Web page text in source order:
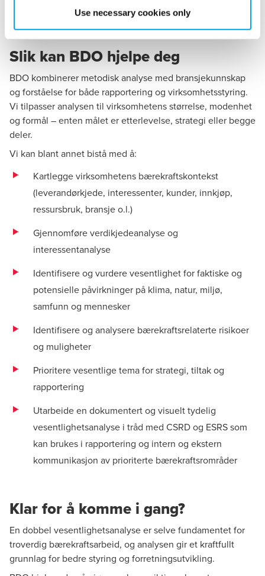
Use necessary cookies only
Slik kan BDO hjelpe deg
BDO kombinerer metodisk analyse med bransjekunnskap
og forståelse for både rapportering og virksomhetsstyring.
Vi tilpasser analysen til virksomhetens størrelse, modenhet
og formål – enten målet er etterlevelse, strategi eller begge
deler.
Vi kan blant annet bistå med å:
Kartlegge virksomhetens bærekraftskontekst
(leverandørkjede, interessenter, kunder, innkjøp,
ressursbruk, bransje o.l.)
Gjennomføre verdikjedeanalyse og
interessentanalyse
Identifisere og vurdere vesentlighet for faktiske og
potensielle påvirkninger på klima, natur, miljø,
samfunn og mennesker
Identifisere og analysere bærekraftsrelaterte risikoer
og muligheter
Prioritere vesentlige tema for strategi, tiltak og
rapportering
Utarbeide en dokumentert og visuelt tydelig
vesentlighetsanalyse i tråd med CSRD og ESRS som
kan brukes i rapportering og intern og ekstern
kommunikasjon av prioriterte bærekraftsrområder
Klar for å komme i gang?
En dobbel vesentlighetsanalyse er selve fundamentet for
troverdig bærekraftsarbeid, og analysen gir et kraftfullt
grunnlag for bedre styring og forretningsutvikling.